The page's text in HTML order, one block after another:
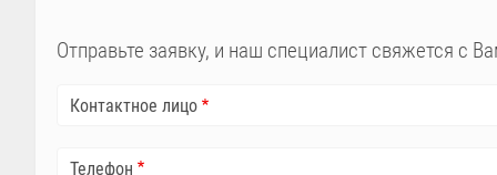
Отправьте заявку, и наш специалист свяжется с
Контактное лицо
Телефон